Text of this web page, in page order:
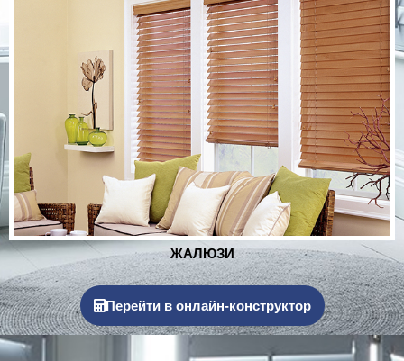
РОЛЬСТАВНИ
Перейти в онлайн-конструктор